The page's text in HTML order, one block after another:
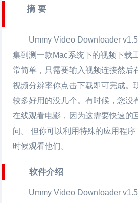
摘 要
Ummy Video Downloader
集到测一款Mac系统下的视频下载
常简单，只需要输入视频连接然后
视频分辨率你点击下载即可完成。
较多好用的没几个。有时候，您没
在线观看电影，因为这需要快速的
问。 但你可以利用特殊的应用程
时候观看他们。
软件介绍
Ummy Video Downloader